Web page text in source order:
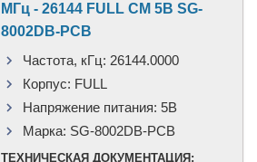
МГц - 26144 FULL CM 5В SG-
8002DB-PCB
Частота, кГц: 26144.0000
Корпус: FULL
Напряжение питания: 5В
Марка: SG-8002DB-PCB
ТЕХНИЧЕСКАЯ ДОКУМЕНТАЦИЯ: